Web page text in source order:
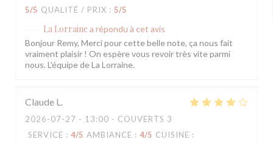
5/5 QUALITÉ / PRIX : 5/5
La Lorraine a répondu à cet avis
Bonjour Remy, Merci pour cette belle note, ça nous fait
vraiment plaisir ! On espère vous revoir très vite parmi
nous. L'équipe de La Lorraine.
Claude L
2026-07-27 - 13:00 - COUVERTS 3
SERVICE : 4/5 AMBIANCE : 4/5 CUISINE :